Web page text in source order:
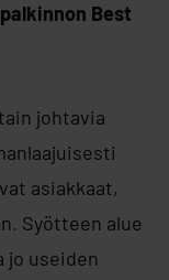
Best
johtavia
asiakkaat,
Syötteen alue
jo useiden